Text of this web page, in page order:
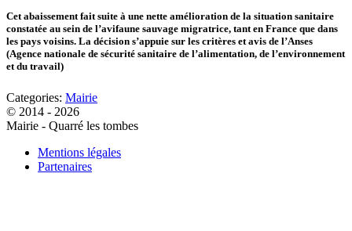
Cet abaissement fait suite à une nette amélioration de la situation sanitaire
constatée au sein de l’avifaune sauvage migratrice, tant en France que dans
les pays voisins. La décision s’appuie sur les critères et avis de l’Anses
(Agence nationale de sécurité sanitaire de l’alimentation, de l’environnement
et du travail)
Categories: Mairie
© 2014 - 2026
Mairie - Quarré les tombes
Mentions légales
Partenaires